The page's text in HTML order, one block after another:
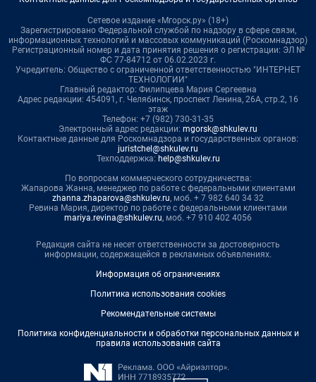
Сетевое издание «Мгорск.ру» (18+)
Зарегистрировано Федеральной службой по надзору в сфере связи,
информационных технологий и массовых коммуникаций (Роскомнадзор)
Регистрационный номер и дата принятия решения о регистрации: ЭЛ №
ФС 77-84712 от 06.02.2023 г.
Учредитель: Общество с ограниченной ответственностью "ИНТЕРНЕТ
ТЕХНОЛОГИИ"
Главный редактор: Филипцева Мария Сергеевна
Адрес редакции: 454091, г. Челябинск, проспект Ленина, 26А, стр.2, 16
этаж
Телефон: +7 (982) 730-31-35
Электронный адрес редакции: mgorsk@shkulev.ru
Контактные данные для Роскомнадзора и государственных органов:
juristchel@shkulev.ru
Техподдержка: help@shkulev.ru
По вопросам коммерческого сотрудничества:
Жапарова Жанна, менеджер по работе с федеральными клиентами
zhanna.zhaparova@shkulev.ru, моб. + 7 982 640 34 32
Ревина Мария, директор по работе с федеральными клиентами
mariya.revina@shkulev.ru, моб. +7 910 402 4056
Редакция сайта не несет ответственности за достоверность
информации, содержащейся в рекламных объявлениях.
Информация об ограничениях
Политика использования cookies
Рекомендательные системы
Политика конфиденциальности и обработки персональных данных и
правила использования сайта